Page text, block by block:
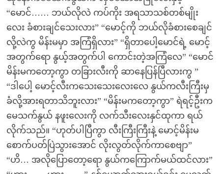
“မောင်…… ဘယ်လိုလဲ ကပ်ကိုး အရသာသစ်တစ်မျိုး
လေး ခံစားချင်သေးလား” “မောင့်ကို ဘယ်လိုခံစားစေချင်
လို့လဲကွ မိန်းမမှာ အကြံရှိလား” “ရှိတာပေါ့မောင်ရဲ့ မောင့်
အတွက်ရော နွယ့်အတွက်ပါ ကောင်းတဲ့အကြံလေ” “မောင်
မိန်းမကတော့ကွာ တခြားလီးကို ဆာနေပြန်ပြီလားကွ ”
“ဒါပေါ့ မောင့်လီးကသေးသေးလေးလေ နွယ်ကလီးကြီးမှ
ခံလို့အားရတာသိဘူးလား” “မိန်းမကတော့ကွာ” ရဲရင့်ဦးက
မေသက်နွယ် နဖူးလေးကို လက်သီးလေးနှင်ထုကာ ရယ်
လိုက်သည်။ “ဟုတ်ပါပြီကွာ လီးကြီးကြီးနဲ့ မောင့်မိန်းမ
စောက်ပတ်ပြဲသွားအောင် လိုးလွတ်လိုက်ကာစေဗျာ”
“ဟိ… အလိုပြောတော့ရော နွယ်ကကြောက်မယ်ထင်လား”